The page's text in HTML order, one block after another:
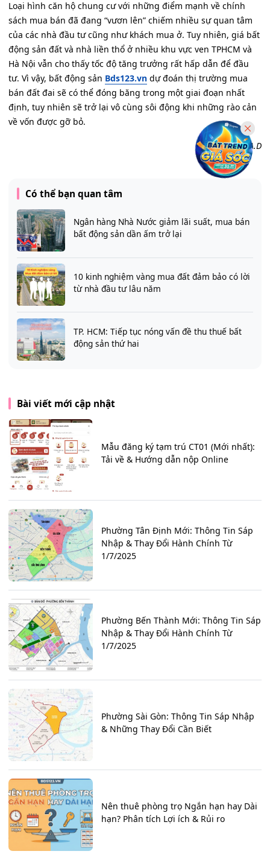
Loại hình căn hộ chung cư với những điểm mạnh về chính
sách mua bán đã đang “vươn lên” chiếm nhiều sự quan tâm
của các nhà đầu tư cũng như khách mua ở. Tuy nhiên, giá bất
động sản đất và nhà liền thổ ở nhiều khu vực ven TPHCM và
Hà Nội vẫn cho thấy tốc độ tăng trưởng rất hấp dẫn để đầu
tư. Vì vậy, bất động sản Bds123.vn dự đoán thị trường mua
bán đất đai sẽ có thể đóng băng trong một giai đoạn nhất
định, tuy nhiên sẽ trở lại vô cùng sôi động khi những rào cản
về vốn được gỡ bỏ.
Theo H.A.D
Có thể bạn quan tâm
Ngân hàng Nhà Nước giảm lãi suất, mua bán
bất động sản dần ấm trở lại
10 kinh nghiệm vàng mua đất đảm bảo có lời
từ nhà đầu tư lâu năm
TP. HCM: Tiếp tục nóng vấn đề thu thuế bất
động sản thứ hai
Bài viết mới cập nhật
Mẫu đăng ký tạm trú CT01 (Mới nhất):
Tải về & Hướng dẫn nộp Online
Phường Tân Định Mới: Thông Tin Sáp
Nhập & Thay Đổi Hành Chính Từ
1/7/2025
Phường Bến Thành Mới: Thông Tin Sáp
Nhập & Thay Đổi Hành Chính Từ
1/7/2025
Phường Sài Gòn: Thông Tin Sáp Nhập
& Những Thay Đổi Cần Biết
Nên thuê phòng trọ Ngắn hạn hay Dài
hạn? Phân tích Lợi ích & Rủi ro